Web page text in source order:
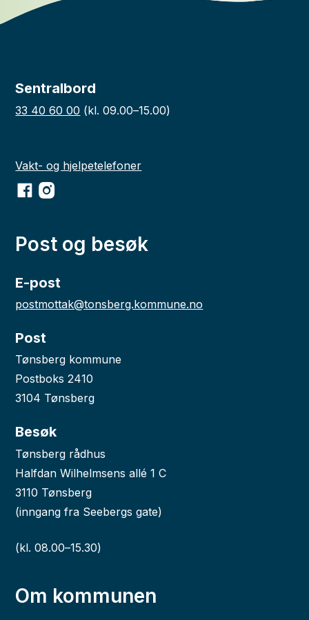
Sentralbord
33 40 60 00 (kl. 09.00–15.00)
Vakt- og hjelpetelefoner
Facebook
Instagram
Post og besøk
E-post
postmottak@tonsberg.kommune.no
Post
Tønsberg kommune
Postboks 2410
3104 Tønsberg
Besøk
Tønsberg rådhus
Halfdan Wilhelmsens allé 1 C
3110 Tønsberg
(inngang fra Seebergs gate)
(kl. 08.00–15.30)
Om kommunen